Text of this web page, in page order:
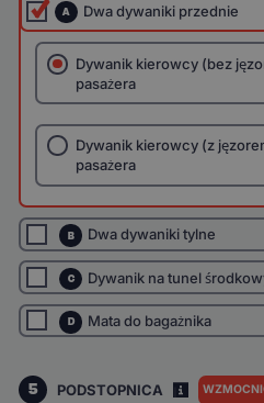
A Dwa dywaniki przednie
Dywanik kierowcy (bez
pasażera
Dywanik kierowcy (z
pasażera
B Dwa dywaniki tylne
C Dywanik na tunel
D Mata do bagażnika
5 PODSTOPNICA